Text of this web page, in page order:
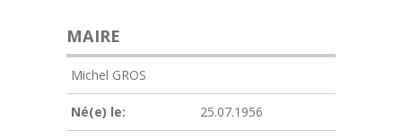
MAIRE
Michel GROS
Né(e) le: 25.07.1956